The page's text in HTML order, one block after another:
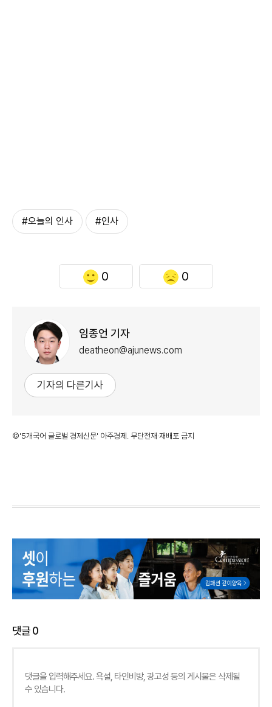
#오늘의 인사 #인사
0 0
임종언 기자
deatheon@ajunews.com
기자의 다른기사
©'5개국어 글로벌 경제신문' 아주경제. 무단전재·재배포 금지
댓글0